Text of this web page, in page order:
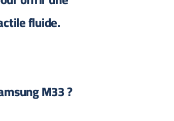
fluide.
M33 ?